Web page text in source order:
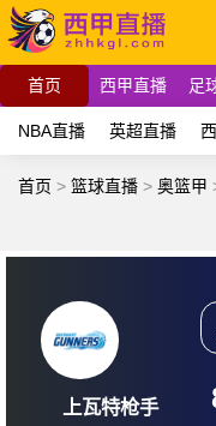
首页 西甲直播 足
NBA直播 英超直播
首页 > 篮球直播 > 奥篮甲